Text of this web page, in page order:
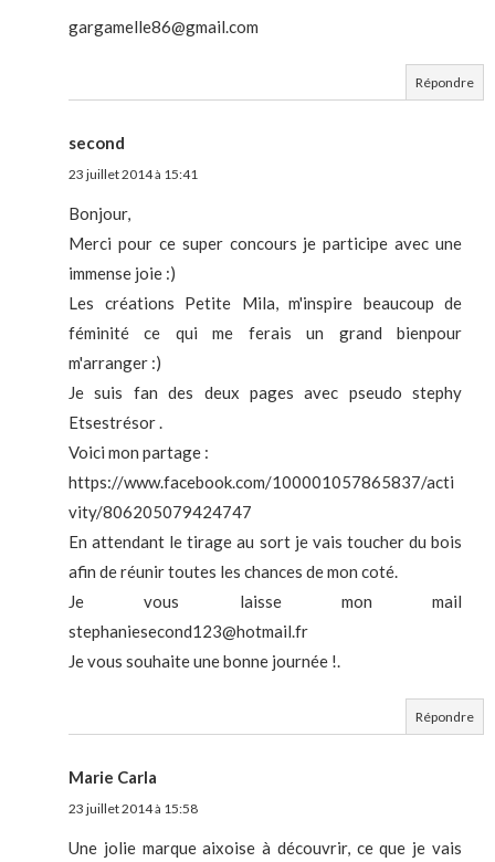
gargamelle86@gmail.com
Répondre
second
23 juillet 2014 à 15:41
Bonjour,
Merci pour ce super concours je participe avec une
immense joie :)
Les créations Petite Mila, m'inspire beaucoup de
féminité ce qui me ferais un grand bienpour
m'arranger :)
Je suis fan des deux pages avec pseudo stephy
Etsestrésor .
Voici mon partage :
https://www.facebook.com/100001057865837/acti
vity/806205079424747
En attendant le tirage au sort je vais toucher du bois
afin de réunir toutes les chances de mon coté.
Je vous laisse mon mail
stephaniesecond123@hotmail.fr
Je vous souhaite une bonne journée !.
Répondre
Marie Carla
23 juillet 2014 à 15:58
Une jolie marque aixoise à découvrir, ce que je vais